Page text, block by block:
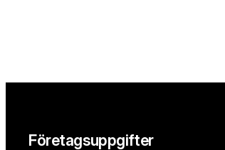
Företagsuppgifter